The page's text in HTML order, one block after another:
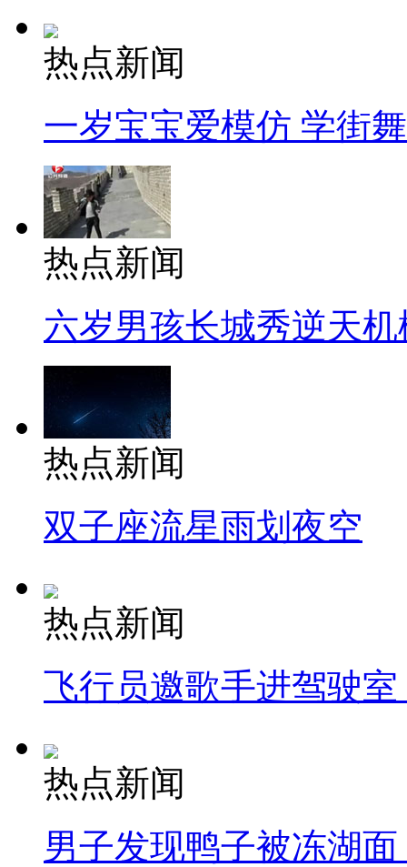
热点新闻
一岁宝宝爱模仿 学街
热点新闻
六岁男孩长城秀逆天机
热点新闻
双子座流星雨划夜空
热点新闻
飞行员邀歌手进驾驶
热点新闻
男子发现鸭子被冻湖